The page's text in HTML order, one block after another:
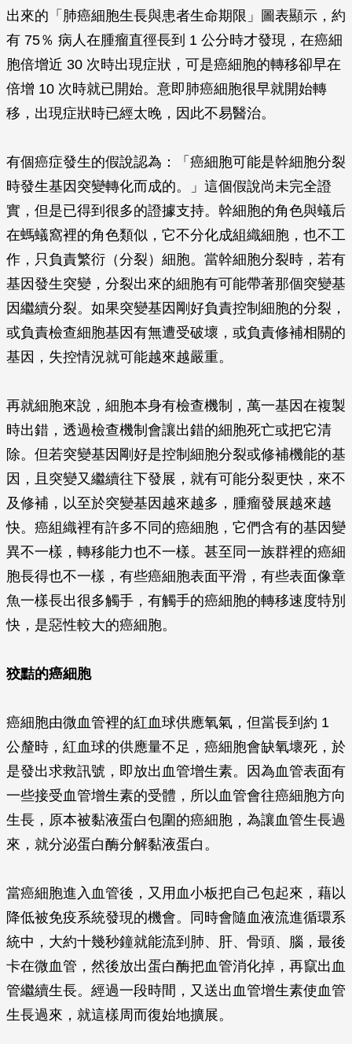
出來的「肺癌細胞生長與患者生命期限」圖表顯示，約
有 75％ 病人在腫瘤直徑長到 1 公分時才發現，在癌細
胞倍增近 30 次時出現症狀，可是癌細胞的轉移卻早在
倍增 10 次時就已開始。意即肺癌細胞很早就開始轉
移，出現症狀時已經太晚，因此不易醫治。
有個癌症發生的假說認為：「癌細胞可能是幹細胞分裂
時發生基因突變轉化而成的。」這個假說尚未完全證
實，但是已得到很多的證據支持。幹細胞的角色與蟻后
在螞蟻窩裡的角色類似，它不分化成組織細胞，也不工
作，只負責繁衍（分裂）細胞。當幹細胞分裂時，若有
基因發生突變，分裂出來的細胞有可能帶著那個突變基
因繼續分裂。如果突變基因剛好負責控制細胞的分裂，
或負責檢查細胞基因有無遭受破壞，或負責修補相關的
基因，失控情況就可能越來越嚴重。
再就細胞來說，細胞本身有檢查機制，萬一基因在複製
時出錯，透過檢查機制會讓出錯的細胞死亡或把它清
除。但若突變基因剛好是控制細胞分裂或修補機能的基
因，且突變又繼續往下發展，就有可能分裂更快，來不
及修補，以至於突變基因越來越多，腫瘤發展越來越
快。癌組織裡有許多不同的癌細胞，它們含有的基因變
異不一樣，轉移能力也不一樣。甚至同一族群裡的癌細
胞長得也不一樣，有些癌細胞表面平滑，有些表面像章
魚一樣長出很多觸手，有觸手的癌細胞的轉移速度特別
快，是惡性較大的癌細胞。
狡黠的癌細胞
癌細胞由微血管裡的紅血球供應氧氣，但當長到約 1
公釐時，紅血球的供應量不足，癌細胞會缺氧壞死，於
是發出求救訊號，即放出血管增生素。因為血管表面有
一些接受血管增生素的受體，所以血管會往癌細胞方向
生長，原本被黏液蛋白包圍的癌細胞，為讓血管生長過
來，就分泌蛋白酶分解黏液蛋白。
當癌細胞進入血管後，又用血小板把自己包起來，藉以
降低被免疫系統發現的機會。同時會隨血液流進循環系
統中，大約十幾秒鐘就能流到肺、肝、骨頭、腦，最後
卡在微血管，然後放出蛋白酶把血管消化掉，再竄出血
管繼續生長。經過一段時間，又送出血管增生素使血管
生長過來，就這樣周而復始地擴展。